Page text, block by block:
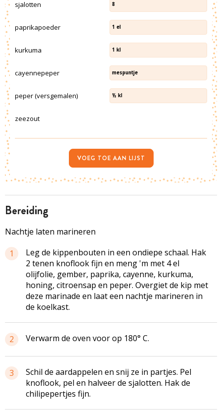
bereiding
Nachtje laten marineren
1
Leg de kippenbouten in een ondiepe schaal. Hak
2 tenen knoflook fijn en meng 'm met 4 el
olijfolie, gember, paprika, cayenne, kurkuma,
honing, citroensap en peper. Overgiet de kip met
deze marinade en laat een nachtje marineren in
de koelkast.
2 Verwarm de oven voor op 180° C.
3
Schil de aardappelen en snij ze in partjes. Pel
knoflook, pel en halveer de sjalotten. Hak de
chilipepertjes fijn.
sjalotten 8
paprikapoeder 1 el
kurkuma 1 kl
cayennepeper mespuntje
peper (versgemalen) ½ kl
zeezout
VOEG TOE AAN LIJST